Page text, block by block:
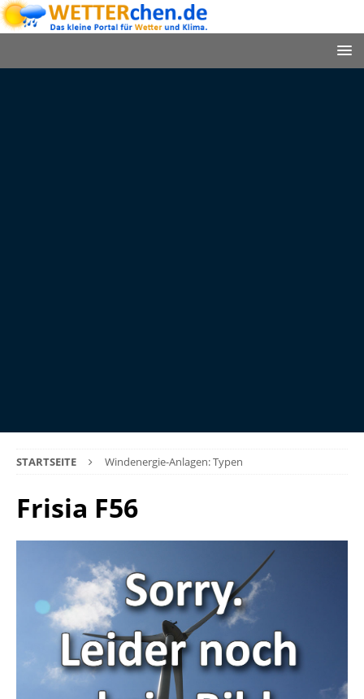
STARTSEITE Windenergie-Anlagen: Typen
Frisia F56